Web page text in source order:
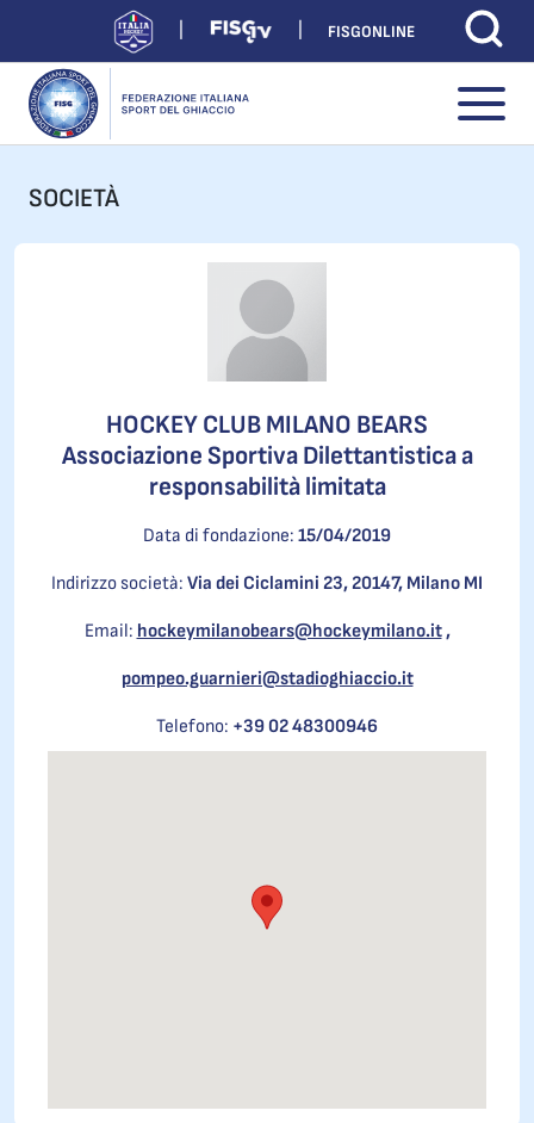
FISGONLINE
SOCIETÀ
HOCKEY CLUB MILANO BEARS
Associazione Sportiva Dilettantistica a
responsabilità limitata
Data di fondazione: 15/04/2019
Indirizzo società: Via dei Ciclamini 23, 20147, Milano MI
Email: hockeymilanobears@hockeymilano.it,
pompeo.guarnieri@stadioghiaccio.it
Telefono: +39 02 48300946